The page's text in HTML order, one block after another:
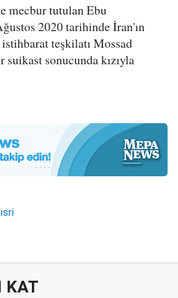
mecbur tutulan Ebu
2020 tarihinde İran'ın
teşkilatı Mossad
suikast sonucunda kızıyla
KAT